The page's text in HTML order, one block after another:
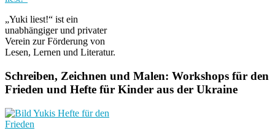
„Yuki liest!“ ist ein
unabhängiger und privater
Verein zur Förderung von
Lesen, Lernen und Literatur.
Schreiben, Zeichnen und Malen: Workshops für den
Frieden und Hefte für Kinder aus der Ukraine